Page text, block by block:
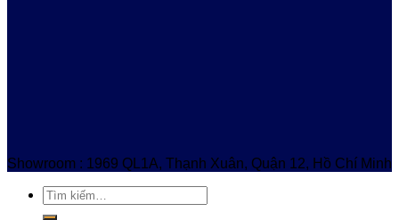
Showroom : 1969 QL1A, Thạnh Xuân, Quận 12, Hồ Chí Minh